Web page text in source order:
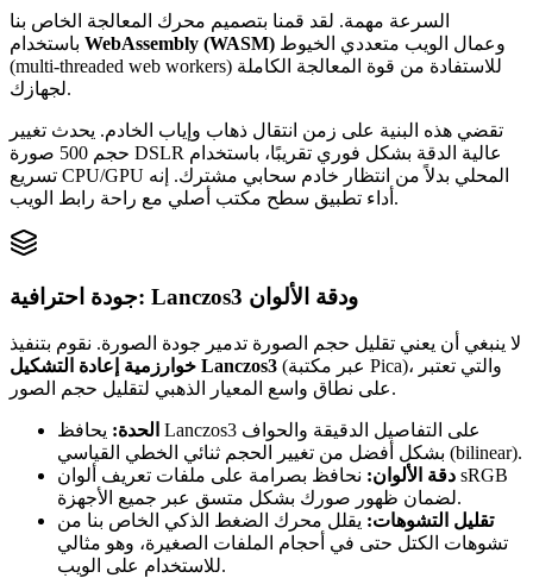
السرعة مهمة. لقد قمنا بتصميم محرك المعالجة الخاص بنا
WebAssembly (WASM)
(multi-threaded web workers) للاستفادة من قوة المعالجة الكاملة
لجهازك.
تقضي هذه البنية على زمن انتقال ذهاب وإياب الخادم. يحدث تغيير
حجم 500 صورة DSLR عالية الدقة بشكل فوري تقريبًا، باستخدام
تسريع CPU/GPU المحلي بدلاً من انتظار خادم سحابي مشترك. إنه
أداء تطبيق سطح مكتب أصلي مع راحة رابط الويب.
جودة احترافية: Lanczos3 ودقة الألوان
لا ينبغي أن يعني تقليل حجم الصورة تدمير جودة الصورة. نقوم بتنفيذ
خوارزمية إعادة التشكيل Lanczos3 (عبر مكتبة Pica)، والتي تعتبر
على نطاق واسع المعيار الذهبي لتقليل حجم الصور.
الحدة: يحافظ Lanczos3 على التفاصيل الدقيقة والحواف
بشكل أفضل من تغيير الحجم ثنائي الخطي القياسي (bilinear).
دقة الألوان: نحافظ بصرامة على ملفات تعريف ألوان sRGB
لضمان ظهور صورك بشكل متسق عبر جميع الأجهزة.
تقليل التشوهات: يقلل محرك الضغط الذكي الخاص بنا من
تشوهات الكتل حتى في أحجام الملفات الصغيرة، وهو مثالي
للاستخدام على الويب.